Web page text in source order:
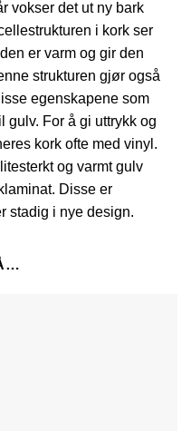
vokser det ut ny bark
i kork ser
er varm og gir den
strukturen gjør også
egenskapene som
gulv. For å gi uttrykk og
kork ofte med vinyl.
og varmt gulv
Disse er
stadig i nye design.